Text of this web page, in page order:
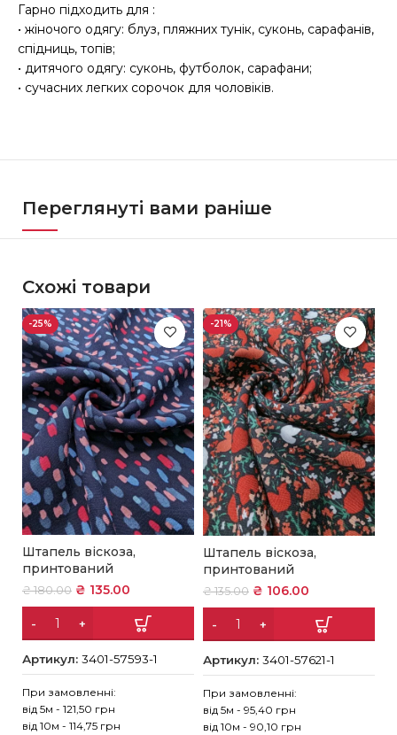
Гарно підходить для :
• жіночого одягу: блуз, пляжних тунік, суконь, сарафанів,
спідниць, топів;
• дитячого одягу: суконь, футболок, сарафани;
• сучасних легких сорочок для чоловіків.
Переглянуті вами раніше
Схожі товари
-25%
Штапель віскоза,
принтований
₴180.00 ₴ 135.00
Артикул:3401-57593-1
При замовленні:
від 5м - 121,50 грн
від 10м - 114,75 грн
-21%
Штапель віскоза,
принтований
₴135.00 ₴ 106.00
Артикул: 3401-57621-1
При замовленні:
від 5м - 95,40 грн
від 10м - 90,10 грн